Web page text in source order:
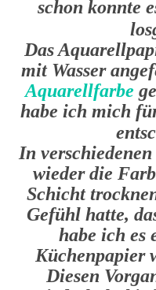
schon konnte
Das
mit Wasser
Aquarellfarbe
habe ich mich
In
wieder die
Schicht
Gefühl hatte,
habe ich es
Küchenpapier
Diesen